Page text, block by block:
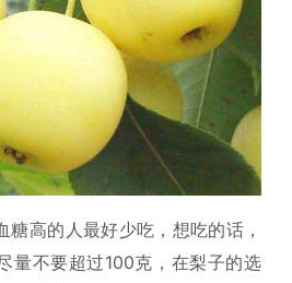
糖高的人最好少吃，想吃的话，
量不要超过100克，在梨子的选